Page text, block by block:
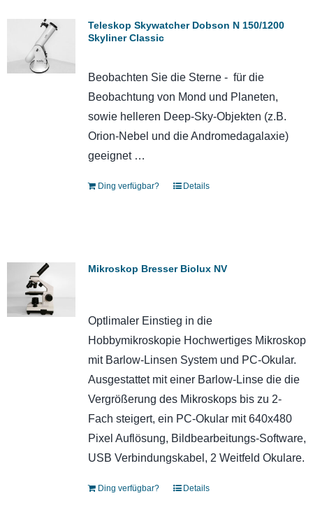
Teleskop Skywatcher Dobson N 150/1200
Skyliner Classic
Beobachten Sie die Sterne - für die
Beobachtung von Mond und Planeten,
sowie helleren Deep-Sky-Objekten (z.B.
Orion-Nebel und die Andromedagalaxie)
geeignet …
Ding verfügbar? Details
Mikroskop Bresser Biolux NV
Optlimaler Einstieg in die
Hobbymikroskopie Hochwertiges Mikroskop
mit Barlow-Linsen System und PC-Okular.
Ausgestattet mit einer Barlow-Linse die die
Vergrößerung des Mikroskops bis zu 2-
Fach steigert, ein PC-Okular mit 640x480
Pixel Auflösung, Bildbearbeitungs-Software,
USB Verbindungskabel, 2 Weitfeld Okulare.
Ding verfügbar? Details